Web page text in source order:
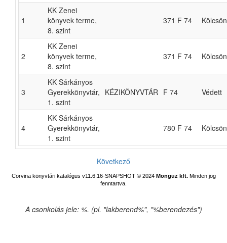
1
KK Zenei
könyvek terme,
8. szint
371 F 74
2
KK Zenei
könyvek terme,
8. szint
371 F 74
3
KK Sárkányos
Gyerekkönyvtár,
1. szint
KÉZIKÖNYVTÁR F 74 Védett
4
KK Sárkányos
Gyerekkönyvtár,
1. szint
780 F 74
Következő
Corvina könyvtári katalógus v11.6.16-SNAPSHOT© 2024 Monguz kft.Minden jog
fenntartva.
A csonkolás jele: %. (pl. "lakberend%", "%berendezés")